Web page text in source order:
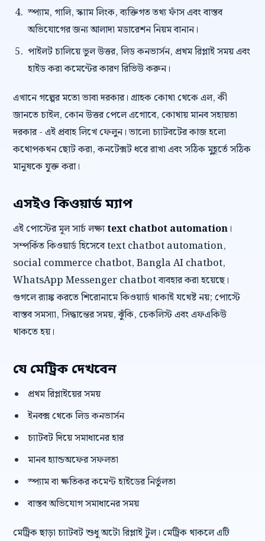
স্প্যাম, গালি, স্ক্যাম লিংক, ব্যক্তিগত তথ্য ফাঁস এবং বাস্তব
অভিযোগের জন্য আলাদা মডারেশন নিয়ম বানান।
পাইলট চালিয়ে ভুল উত্তর, লিড কনভার্সন, প্রথম রিপ্লাই সময় এবং
হাইড করা কমেন্টের কারণ রিভিউ করুন।
এখানে গল্পের মতো ভাবা দরকার। গ্রাহক কোথা থেকে এল, কী
জানতে চাইল, কোন উত্তর পেলে এগোবে, কোথায় মানব সহায়তা
দরকার - এই প্রবাহ লিখে ফেলুন। ভালো চ্যাটবটের কাজ হলো
কথোপকথন ছোট করা, কনটেক্সট ধরে রাখা এবং সঠিক মুহূর্তে সঠিক
মানুষকে যুক্ত করা।
এসইও কিওয়ার্ড ম্যাপ
এই পোস্টের মূল সার্চ লক্ষ্যtext chatbot automation ।
সম্পর্কিত কিওয়ার্ড হিসেবে text chatbot automation,
social commerce chatbot, Bangla AI chatbot,
WhatsApp Messenger chatbot ব্যবহার করা হয়েছে।
গুগলে র‍্যাঙ্ক করতে শিরোনামে কিওয়ার্ড থাকাই যথেষ্ট নয়; পোস্টে
বাস্তব সমস্যা, সিদ্ধান্তের সময়, ঝুঁকি, চেকলিস্ট এবং এফএকিউ
থাকতে হয়।
যে মেট্রিক দেখবেন
প্রথম রিপ্লাইয়ের সময়
ইনবক্স থেকে লিড কনভার্সন
চ্যাটবট দিয়ে সমাধানের হার
মানব হ্যান্ডঅফের সফলতা
স্প্যাম বা ক্ষতিকর কমেন্ট হাইডের নির্ভুলতা
বাস্তব অভিযোগ সমাধানের সময়
মেট্রিক ছাড়া চ্যাটবট শুধু অটো রিপ্লাই টুল। মেট্রিক থাকলে এটি